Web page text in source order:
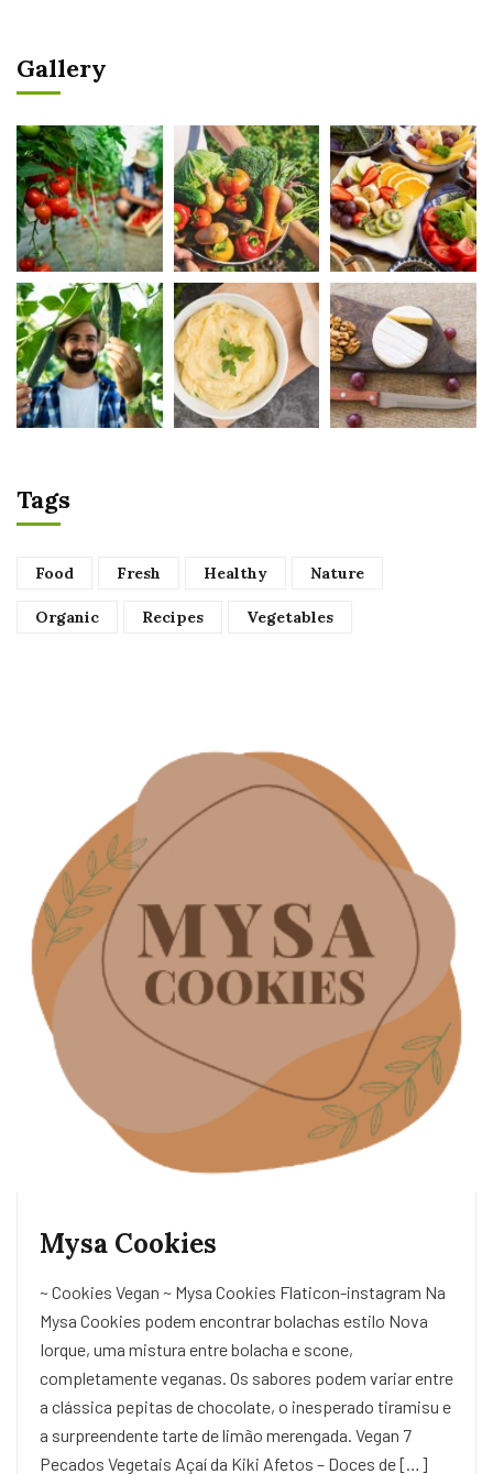
Mysa Cookies
~ Cookies Vegan ~ Mysa Cookies Flaticon-instagram Na
Mysa Cookies podem encontrar bolachas estilo Nova
Iorque, uma mistura entre bolacha e scone,
completamente veganas. Os sabores podem variar entre
a clássica pepitas de chocolate, o inesperado tiramisu e
a surpreendente tarte de limão merengada. Vegan 7
Pecados Vegetais Açaí da Kiki Afetos – Doces de […]
Gallery
Tags
Food Fresh Healthy Nature
Organic Recipes Vegetables